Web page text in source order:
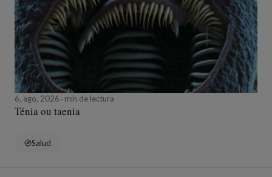
6, ago, 2026 min de lectura
Ténia ou taenia
Salud